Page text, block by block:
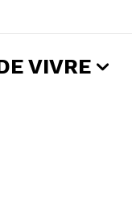
VIVRE